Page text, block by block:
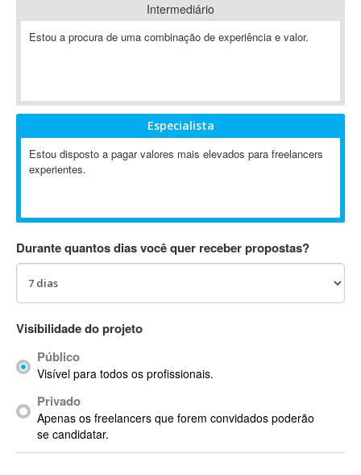
Ableton
Ableton Live
Abstract Window Toolkit (AWT)
AC Drives
AC3
ACID Pro
ACPI
ACT
Actian
Actimize
ActionScript
ActionScript 3
Intermediário
Estou a procura de uma combinação de experiência e valor.
Especialista
Estou disposto a pagar valores mais elevados para freelancers
experientes.
Durante quantos dias você quer receber propostas?
Visibilidade do projeto
Público
Visível para todos os profissionais.
Privado
Apenas os freelancers que forem convidados poderão
se candidatar.